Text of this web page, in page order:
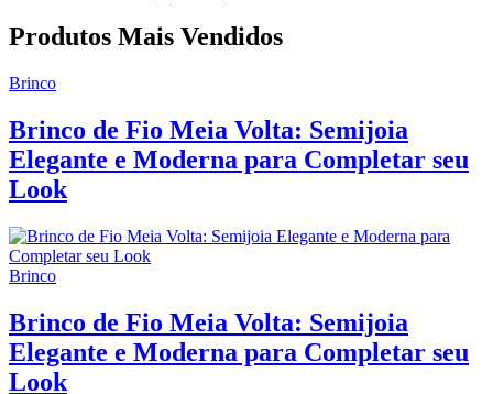
Produtos Mais Vendidos
Brinco
Brinco de Fio Meia Volta: Semijoia
Elegante e Moderna para Completar seu
Look
Brinco
Brinco de Fio Meia Volta: Semijoia
Elegante e Moderna para Completar seu
Look